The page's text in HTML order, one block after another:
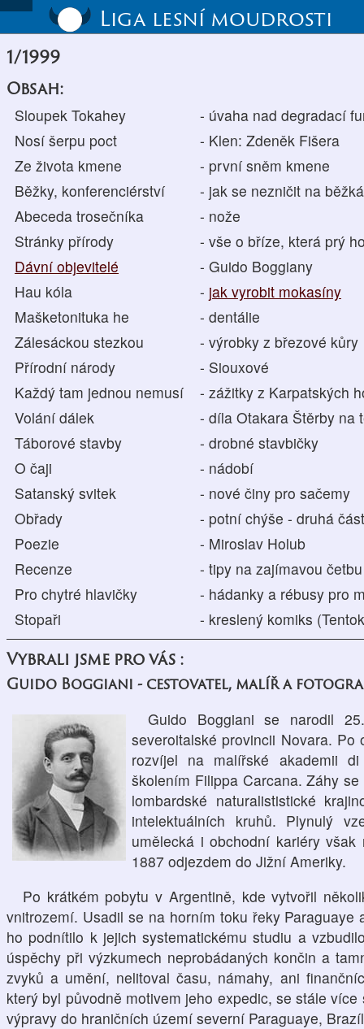
Liga lesní moudrosti
1/1999
Obsah:
Sloupek Tokahey
- úvaha nad degradací
Nosí šerpu poct
- Klen: Zdeněk Fišera
Ze života kmene
- první sněm kmene
Běžky, konferenciérství
- jak se nezničit na
Abeceda trosečníka
- nože
Stránky přírody
- vše o bříze, která prý
Dávní objevitelé
- Guido Boggiany
Hau kóla
- jak vyrobit mokasíny
Mašketonituka he
- dentálie
Zálesáckou stezkou
- výrobky z březové kůry
Přírodní národy
- Siouxové
Každý tam jednou nemusí
- zážitky z Karpatských
Volání dálek
- díla Otakara Štěrby na
Táborové stavby
- drobné stavbičky
O čaji
- nádobí
Satanský svitek
- nové činy pro sačemy
Obřady
- potní chýše - druhá část
Poezie
- Miroslav Holub
Recenze
- tipy na zajímavou
Pro chytré hlavičky
- hádanky a rébusy pro
Stopaři
- kreslený komiks
Vybrali jsme pro vás :
Guido Boggiani - cestovatel, malíř a
Guido Boggiani se narodil
severoitalské provincii Novara.
rozvíjel na malířské akademii
školením Filippa Carcana. Záhy
lombardské naturalististické
intelektuálních kruhů. Plynulý
umělecká i obchodní kariéry
1887 odjezdem do Jižní Ameriky.
Po krátkém pobytu v Argentině, kde vytvořil
vnitrozemí. Usadil se na horním toku řeky Paraguaye
ho podnítilo k jejich systematickému studiu a
úspěchy při výzkumech neprobádaných končin a
zvyků a umění, nelitoval času, námahy, ani
který byl původně motivem jeho expedic, se stále
výpravy do hraničních území severní Paraguaye,